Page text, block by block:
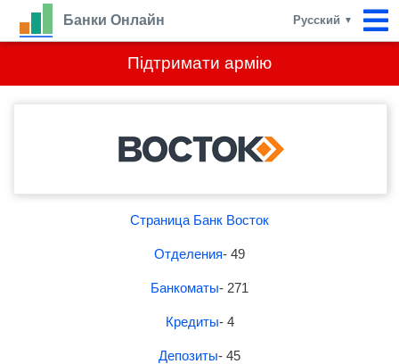
Підтримати армію
Банки Онлайн Русский ▼
Страница Банк Восток
Отделения- 49
Банкоматы- 271
Кредиты- 4
Депозиты- 45